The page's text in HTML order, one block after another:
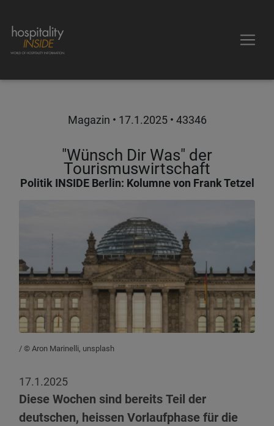
Magazin • 17.1.2025• 43346
"Wünsch Dir Was" der
Tourismuswirtschaft
Politik INSIDE Berlin: Kolumne von Frank Tetzel
/ © Aron Marinelli, unsplash
17.1.2025
Diese Wochen sind bereits Teil der
deutschen, heissen Vorlaufphase für die